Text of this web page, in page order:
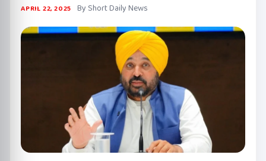
APRIL 22, 2025 By Short Daily News